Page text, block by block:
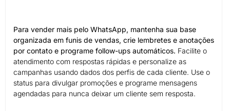
Para vender mais pelo WhatsApp, mantenha sua base
organizada em funis de vendas, crie lembretes e anotações
por contato e programe follow-ups automáticos. Facilite o
atendimento com respostas rápidas e personalize as
campanhas usando dados dos perfis de cada cliente. Use o
status para divulgar promoções e programe mensagens
agendadas para nunca deixar um cliente sem resposta.